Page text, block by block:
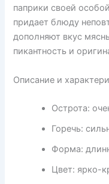
паприки своей
придает блюду
дополняют вкус
пикантность и
Описание и
Острота:
Горечь:
Форма:
Цвет: ярко-